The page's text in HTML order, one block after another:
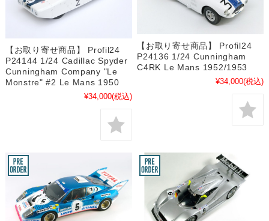
【お取り寄せ商品】 Profil24
P24144 1/24 Cadillac Spyder
Cunningham Company "Le
Monstre" #2 Le Mans 1950
¥34,000(税込)
【お取り寄せ商品】 Profil24
P24136 1/24 Cunningham
C4RK Le Mans 1952/1953
¥34,000(税込)